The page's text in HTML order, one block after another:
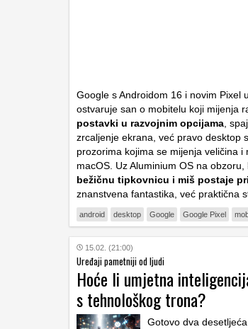
Google s Androidom 16 i novim Pixel
ostvaruje san o mobitelu koji mijenja
postavki u razvojnim opcijama ,
zrcaljenje ekrana, već pravo desktop
prozorima kojima se mijenja veličina
macOS. Uz Aluminium OS na
bežičnu tipkovnicu i miš postaje
znanstvena fantastika, već praktična
android desktop Google Google Pixel
15.02. (21:00)
Uređaji pametniji od ljudi
Hoće li umjetna
s tehnološkog trona?
Gotovo dva